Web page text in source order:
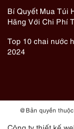
Bí Quyết Mua Túi
Hãng Với Chi Phí
Top 10 chai nước
2024
@ Bản quyền